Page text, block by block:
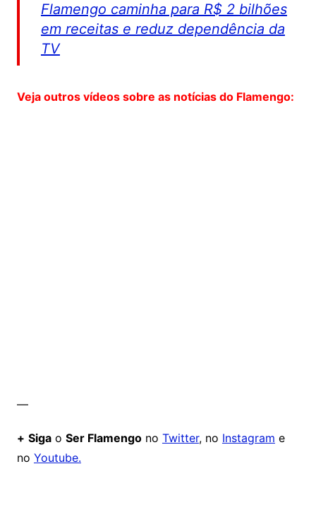
Flamengo caminha para R$ 2 bilhões
em receitas e reduz dependência da
TV
Veja outros vídeos sobre as notícias do Flamengo:
—
+ Sigao Ser Flamengono Twitter, no Instagram e
no Youtube.